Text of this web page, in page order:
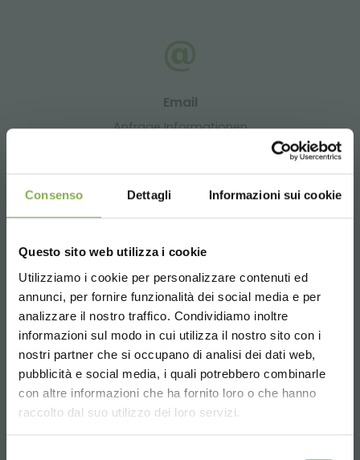
Consenso Dettagli Informazioni sui cookie
Questo sito web utilizza i cookie
Utilizziamo i cookie per personalizzare contenuti ed
annunci, per fornire funzionalità dei social media e per
analizzare il nostro traffico. Condividiamo inoltre
informazioni sul modo in cui utilizza il nostro sito con i
nostri partner che si occupano di analisi dei dati web,
pubblicità e social media, i quali potrebbero combinarle
con altre informazioni che ha fornito loro o che hanno
raccolto dal suo utilizzo dei loro servizi.
Choose the country you are in and your
language for a better browsing experience
Email
Anfrage Informationen
Telefon
Von Montag bis Freitag
08:30 - 13:00
14:00 - 18:30
+39 0376 960311
DIENSTLEISTUNGEN
TAUCHE EIN IN UNSERE
WELT!
Ein kleines Geschenk für dich...
5 % Rabattauf deine erste Bestellung *
2 % Rabatt immerauf tutti deine
zukünftigen Einkäufe *